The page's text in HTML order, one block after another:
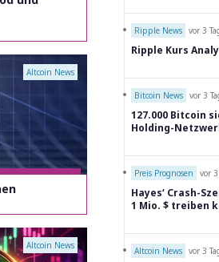
Ripple News vor 3
Ripple Kurs
Bitcoin News vor 3
127.000 Bitcoin
Holding-
Preis Prognosen vor
Hayes‘ Crash-
1 Mio. $ treiben
Altcoin News vor 3
Altcoin News
Altcoin News